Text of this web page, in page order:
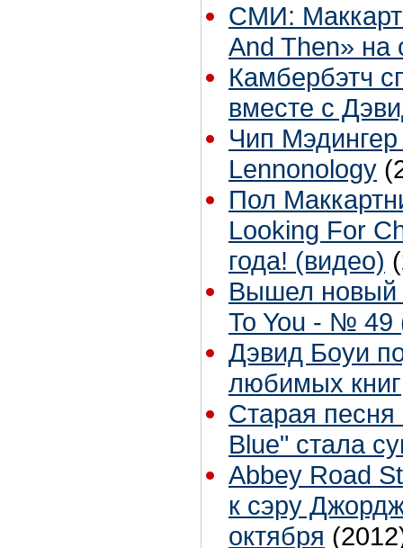
СМИ:
And Then» на
Камбербэтч
вместе с
Чип Мэдингер
Lennonology
Пол
Looking For
года! (видео)
Вышел новый
To You - № 49
Дэвид Боуи
любимых книг
Старая
Blue" стала
Abbey Road
к сэру
октября